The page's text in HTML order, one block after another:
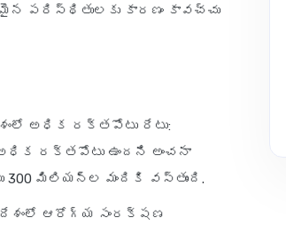
పరిస్థితులకు కారణం కావచ్చు
అధిక రక్తపోటు రేటు:
రక్తపోటు ఉందని అంచనా
మిలియన్ల మందికి వస్తుంది.
ఆరోగ్య సంరక్షణ